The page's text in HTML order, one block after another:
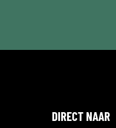
DIRECT NAAR